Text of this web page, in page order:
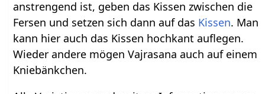
anstrengend ist, geben das Kissen zwischen die
Fersen und setzen sich dann auf das Kissen. Man
kann hier auch das Kissen hochkant auflegen.
Wieder andere mögen Vajrasana auch auf einem
Kniebänkchen.